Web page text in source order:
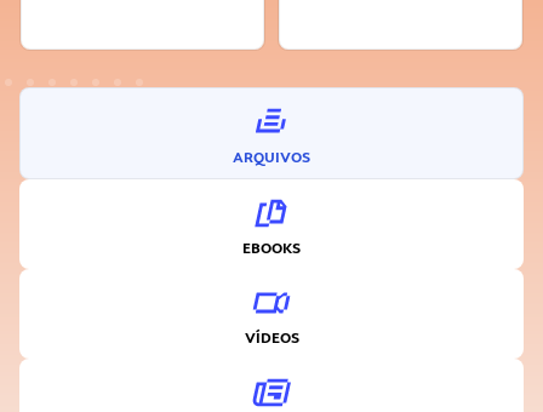
ARQUIVOS
EBOOKS
VÍDEOS